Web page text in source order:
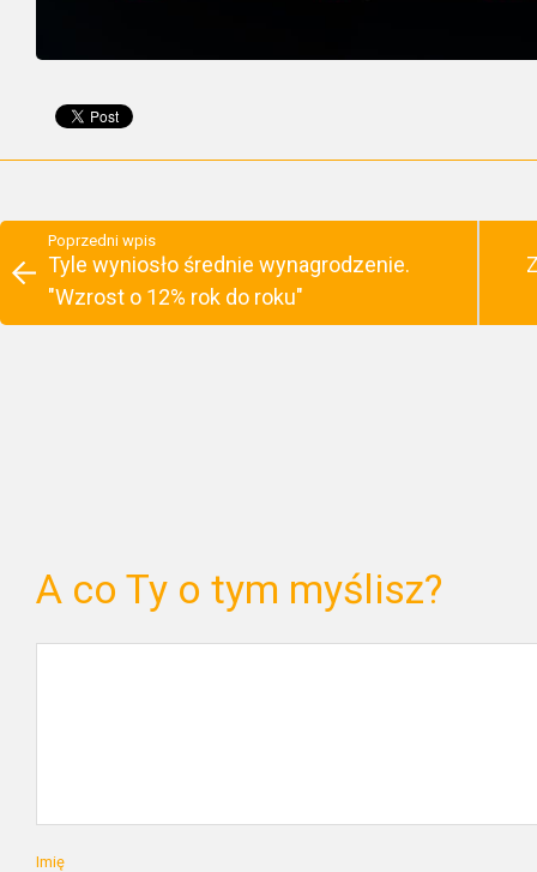
Poprzedni wpis
Tyle wyniosło średnie wynagrodzenie.
"Wzrost o 12% rok do roku"
A co Ty o tym myślisz?
Imię